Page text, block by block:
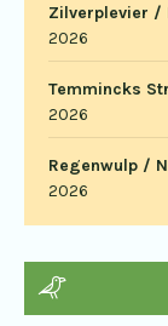
Zilverplevier /
2026
Temmincks
2026
Regenwulp /
2026